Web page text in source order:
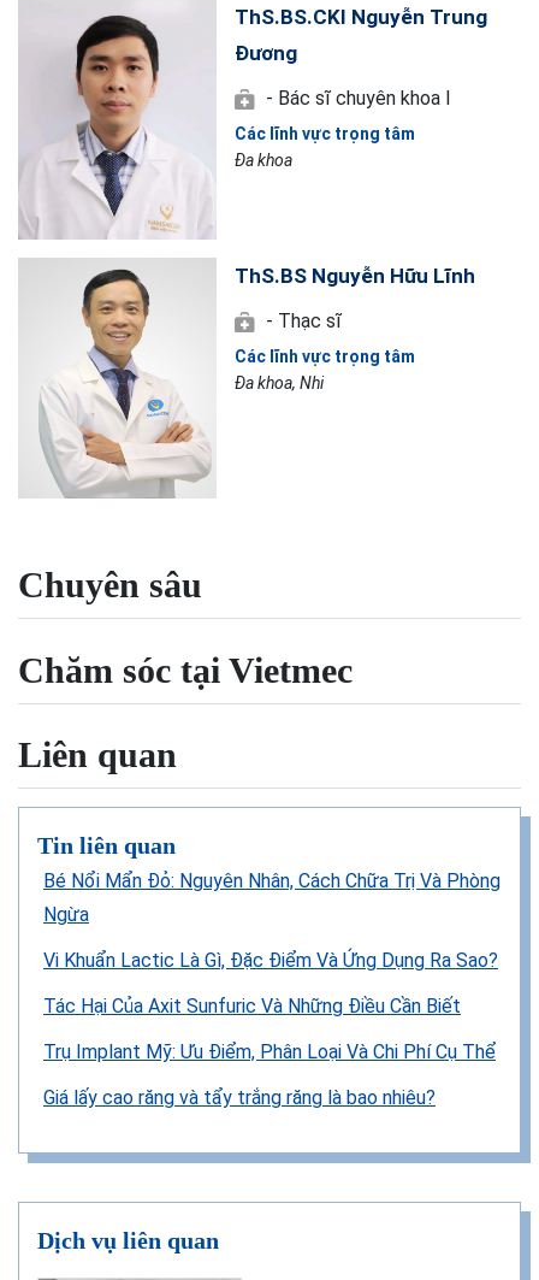
ThS.BS.CKI Nguyễn Trung
Đương
- Bác sĩ chuyên khoa I
Các lĩnh vực trọng tâm
Đa khoa
ThS.BS Nguyễn Hữu Lĩnh
- Thạc sĩ
Các lĩnh vực trọng tâm
Đa khoa, Nhi
Chuyên sâu
Chăm sóc tại Vietmec
Liên quan
Tin liên quan
Bé Nổi Mẩn Đỏ: Nguyên Nhân, Cách Chữa Trị Và Phòng
Ngừa
Vi Khuẩn Lactic Là Gì, Đặc Điểm Và Ứng Dụng Ra Sao?
Tác Hại Của Axit Sunfuric Và Những Điều Cần Biết
Trụ Implant Mỹ: Ưu Điểm, Phân Loại Và Chi Phí Cụ Thể
Giá lấy cao răng và tẩy trắng răng là bao nhiêu?
Dịch vụ liên quan